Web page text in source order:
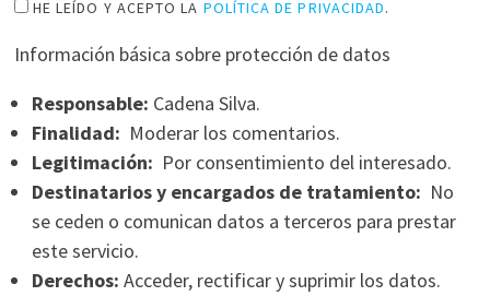
HE LEÍDO Y ACEPTO LA POLÍTICA DE PRIVACIDAD.
Información básica sobre protección de datos
Responsable: Cadena Silva.
Finalidad: Moderar los comentarios.
Legitimación: Por consentimiento del interesado.
Destinatarios y encargados de tratamiento: No
se ceden o comunican datos a terceros para prestar
este servicio.
Derechos: Acceder, rectificar y suprimir los datos.